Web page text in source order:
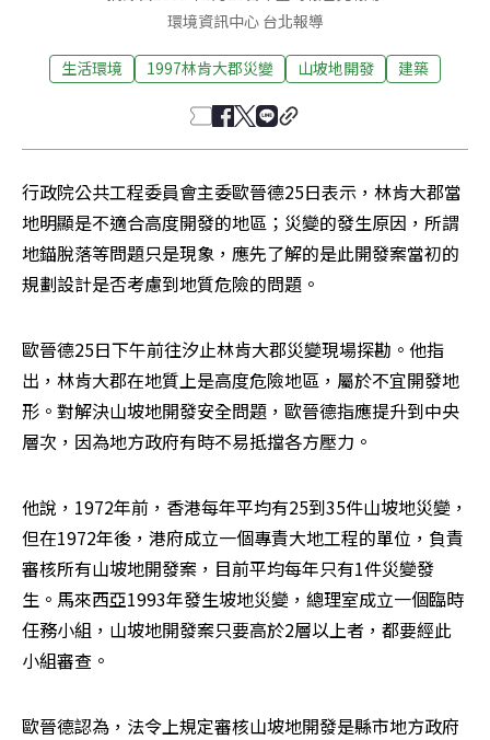
環境資訊中心 台北報導
生活環境 1997林肯大郡災變 山坡地開發 建築
行政院公共工程委員會主委歐晉德25日表示，林肯大郡當
地明顯是不適合高度開發的地區；災變的發生原因，所謂
地錨脫落等問題只是現象，應先了解的是此開發案當初的
規劃設計是否考慮到地質危險的問題。
歐晉德25日下午前往汐止林肯大郡災變現場探勘。他指
出，林肯大郡在地質上是高度危險地區，屬於不宜開發地
形。對解決山坡地開發安全問題，歐晉德指應提升到中央
層次，因為地方政府有時不易抵擋各方壓力。
他說，1972年前，香港每年平均有25到35件山坡地災變，
但在1972年後，港府成立一個專責大地工程的單位，負責
審核所有山坡地開發案，目前平均每年只有1件災變發
生。馬來西亞1993年發生坡地災變，總理室成立一個臨時
任務小組，山坡地開發案只要高於2層以上者，都要經此
小組審查。
歐晉德認為，法令上規定審核山坡地開發是縣市地方政府